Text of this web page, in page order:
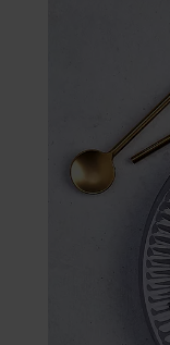
Schwebender